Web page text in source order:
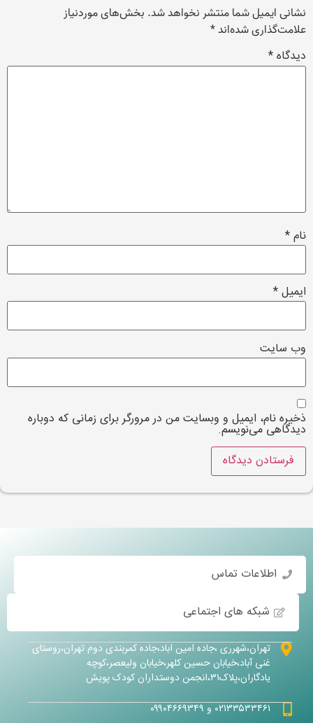
ایمیل شما منتشر نخواهد شد.بخش‌های موردنیاز
شده‌اند*
*
*
*
سایت
نام، ایمیل و وبسایت من در مرورگر برای زمانی که دوباره
می‌نویسم.
اطلاعات تماس
شبکه های اجتماعی
تهران،شهرری ،جاده امین اباد،جاده کمربندی دوم تهران،روستای
غنی آباد،خیابان حسین کلهر،خیابان ولیعصر،کوچه
یادگاران،پلاک۳۱،انجمن دوستداران کودک پویش
۰۲۱۳۳۵۳۳۴۶۱ و ۰۹۹۰۴۶۶۹۳۴۹